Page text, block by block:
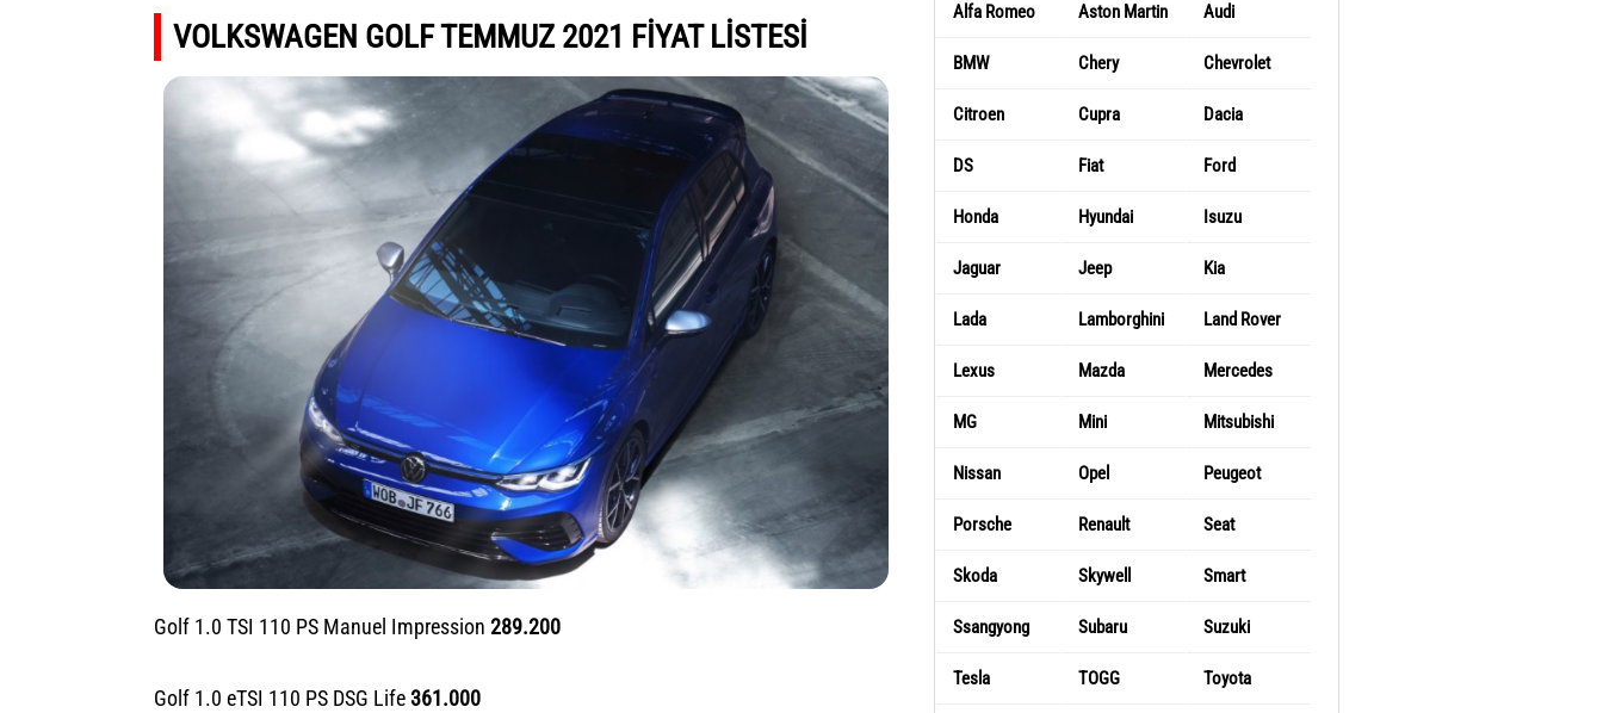
VOLKSWAGEN GOLF TEMMUZ 2021 FİYAT LİSTESİ
Golf 1.0 TSI 110 PS Manuel Impression 289.200
Golf 1.0 eTSI 110 PS DSG Life 361.000
Alfa Romeo Aston Martin Audi
BMW Chery Chevrolet
Citroen Cupra Dacia
DS Fiat Ford
Honda Hyundai Isuzu
Jaguar Jeep Kia
Lada Lamborghini Land Rover
Lexus Mazda Mercedes
MG Mini Mitsubishi
Nissan Opel Peugeot
Porsche Renault Seat
Skoda Skywell Smart
Ssangyong Subaru Suzuki
Tesla TOGG Toyota